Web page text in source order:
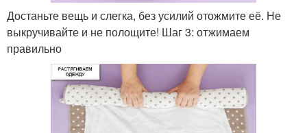
Достаньте вещь и слегка, без усилий отожмите её. Не
выкручивайте и не полощите! Шаг 3: отжимаем
правильно